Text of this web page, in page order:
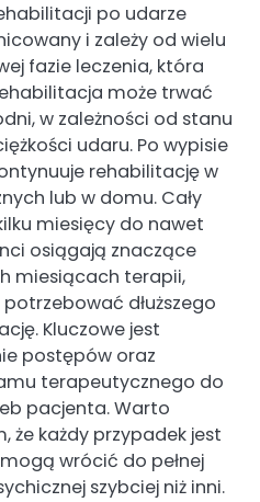
po udarze
i zależy od wielu
fazie leczenia, która
może trwać
w zależności od stanu
udaru. Po wypisie
rehabilitację w
lub w domu. Cały
miesięcy do nawet
osiągają znaczące
miesiącach terapii,
dłuższego
Kluczowe jest
postępów oraz
terapeutycznego do
pacjenta. Warto
że każdy przypadek jest
wrócić do pełnej
szybciej niż inni.